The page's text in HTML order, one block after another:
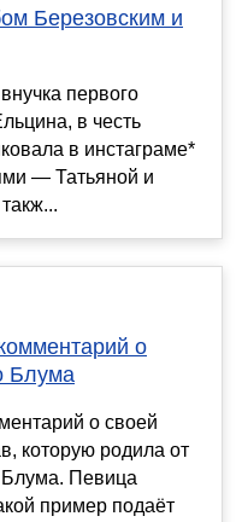
Березовским и
первого
в честь
в инстаграме*
— Татьяной и
о
Блума
о своей
которую родила от
Блума. Певица
пример подаёт